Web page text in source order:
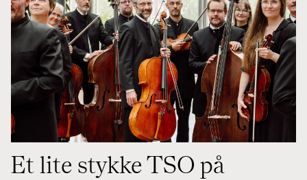
Et lite stykke TSO på